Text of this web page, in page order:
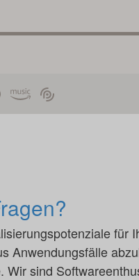
für
Anwendungsfälle
Wir sind